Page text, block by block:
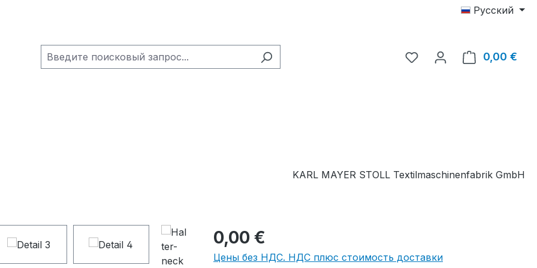
Русский
У вас есть товары из
0,00 €
KARL MAYER STOLL Textilmaschinenfabrik GmbH
0,00 €
Цены без НДС. НДС плюс стоимость доставки